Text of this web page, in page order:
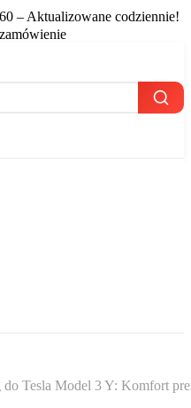
– Aktualizowane codziennie!
do Tesla Model 3 Y: Komfort